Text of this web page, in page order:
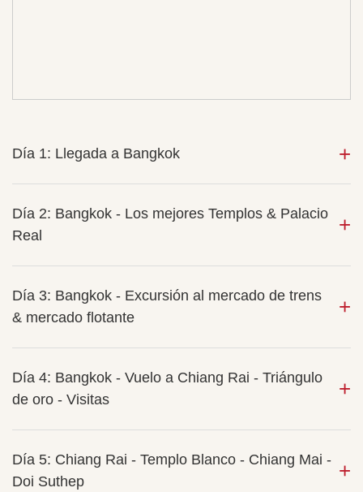
Día 1: Llegada a Bangkok
Día 2: Bangkok - Los mejores Templos & Palacio
Real
Día 3: Bangkok - Excursión al mercado de trens
& mercado flotante
Día 4: Bangkok - Vuelo a Chiang Rai - Triángulo
de oro - Visitas
Día 5: Chiang Rai - Templo Blanco - Chiang Mai -
Doi Suthep